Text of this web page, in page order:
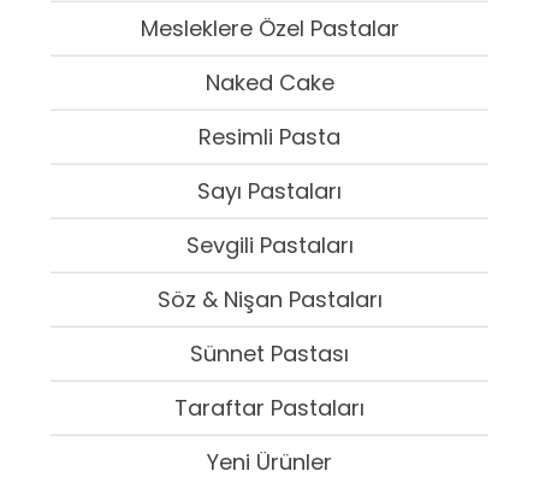
Mesleklere Özel Pastalar
Naked Cake
Resimli Pasta
Sayı Pastaları
Sevgili Pastaları
Söz & Nişan Pastaları
Sünnet Pastası
Taraftar Pastaları
Yeni Ürünler